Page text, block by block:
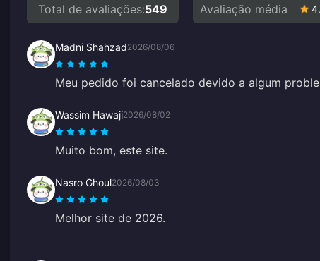
Total de avaliações:549 Avaliação média
Madni Shahzad2026/08/06
Meu pedido foi cancelado devido a algum
Wassim Hawaji2026/08/02
Muito bom, este site.
Nasro Ghoul2026/08/03
Melhor site de 2026.